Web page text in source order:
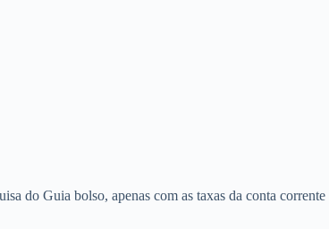
do Guia bolso, apenas com as taxas da conta corrente